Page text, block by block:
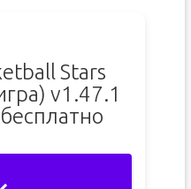
Stars
v1.47.1